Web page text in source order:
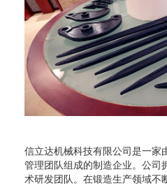
信立达机械科技有限公司是一家
管理团队组成的制造企业。公司
术研发团队。在锻造生产领域不